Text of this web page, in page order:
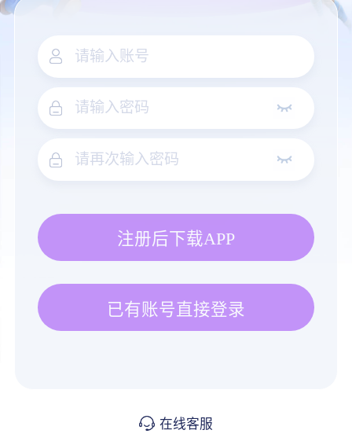
注册后下载APP
已有账号直接登录
在线客服